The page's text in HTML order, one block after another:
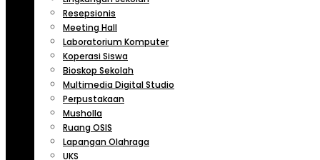
Resepsionis
Meeting Hall
Laboratorium Komputer
Koperasi Siswa
Bioskop Sekolah
Multimedia Digital Studio
Perpustakaan
Musholla
Ruang OSIS
Lapangan Olahraga
UKS